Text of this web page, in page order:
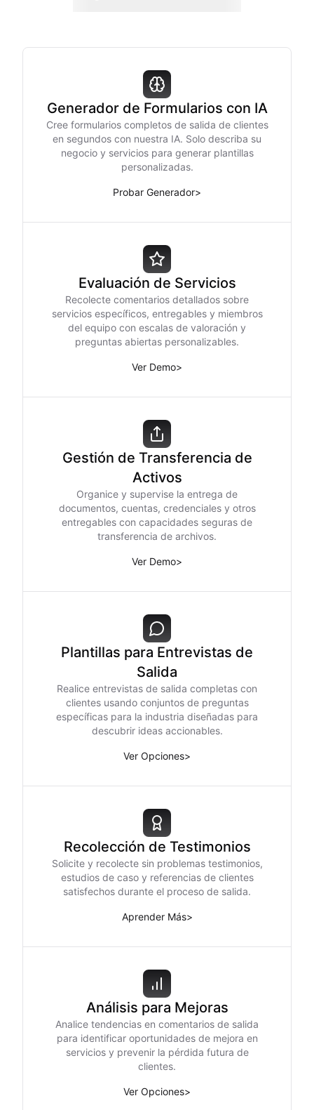
Generador de Formularios con IA
Cree formularios completos de salida de clientes
en segundos con nuestra IA. Solo describa su
negocio y servicios para generar plantillas
personalizadas.
Probar Generador>
Evaluación de Servicios
Recolecte comentarios detallados sobre
servicios específicos, entregables y miembros
del equipo con escalas de valoración y
preguntas abiertas personalizables.
Ver Demo>
Gestión de Transferencia de
Activos
Organice y supervise la entrega de
documentos, cuentas, credenciales y otros
entregables con capacidades seguras de
transferencia de archivos.
Ver Demo>
Plantillas para Entrevistas de
Salida
Realice entrevistas de salida completas con
clientes usando conjuntos de preguntas
específicas para la industria diseñadas para
descubrir ideas accionables.
Ver Opciones>
Recolección de Testimonios
Solicite y recolecte sin problemas testimonios,
estudios de caso y referencias de clientes
satisfechos durante el proceso de salida.
Aprender Más>
Análisis para Mejoras
Analice tendencias en comentarios de salida
para identificar oportunidades de mejora en
servicios y prevenir la pérdida futura de
clientes.
Ver Opciones>